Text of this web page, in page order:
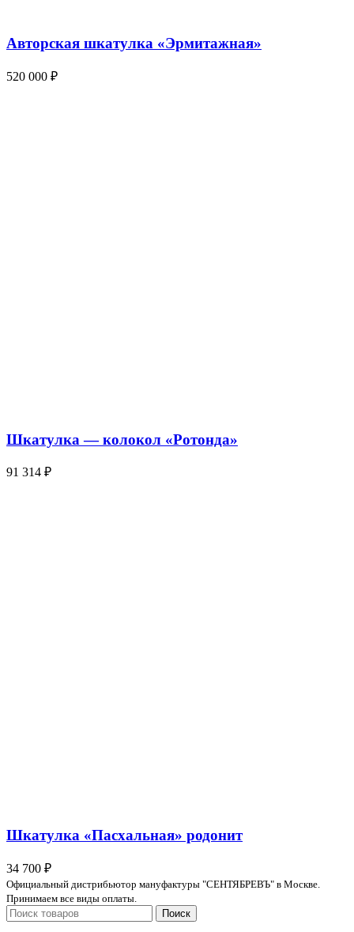
Авторская шкатулка «Эрмитажная»
520 000 ₽
Шкатулка — колокол «Ротонда»
91 314 ₽
Шкатулка «Пасхальная» родонит
34 700 ₽
Официальный дистрибьютор мануфактуры "СЕНТЯБРЕВЪ" в Москве.
Принимаем все виды оплаты.
Поиск